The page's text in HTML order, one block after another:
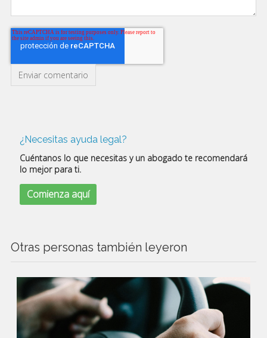
¿Necesitas ayuda legal?
Cuéntanos lo que necesitas y un abogado te recomendará
lo mejor para ti.
Comienza aquí
Otras personas también leyeron